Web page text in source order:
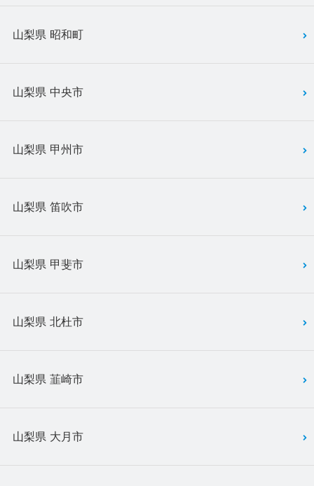
山梨県 昭和町
山梨県 中央市
山梨県 甲州市
山梨県 笛吹市
山梨県 甲斐市
山梨県 北杜市
山梨県 韮崎市
山梨県 大月市